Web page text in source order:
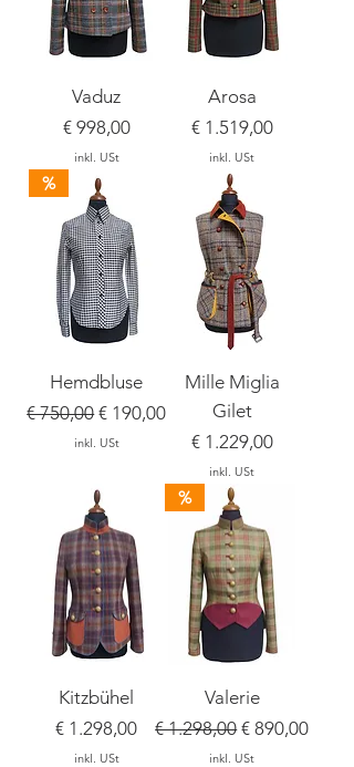
Vaduz
Preis
€ 998,00
inkl. USt
Arosa
Preis
€ 1.519,00
inkl. USt
%
Hemdbluse
Standardpreis
€ 750,00Sale-Preis
€ 190,00
inkl. USt
Mille Miglia
Gilet
Preis
€ 1.229,00
inkl. USt
Kitzbühel
Preis
€ 1.298,00
inkl. USt
%
Valerie
Standardpreis
€ 1.298,00Sale-Preis
€ 890,00
inkl. USt